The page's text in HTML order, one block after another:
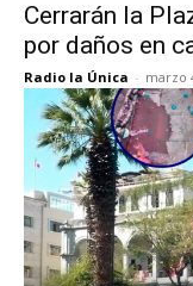
Cerrarán la
por daños en
Radio la Única - marzo